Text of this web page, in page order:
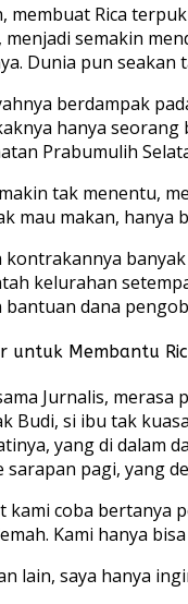
membuat Rica
semakin
Dunia pun
berdampak
hanya
Prabumulih
tak menentu,
mau makan,
kelurahan
dana
untuk Membantu
Jurnalis,
Budi, si ibu tak
yang di dalam
pagi, yang
kami coba bertanya
Kami hanya
lain, saya hanya